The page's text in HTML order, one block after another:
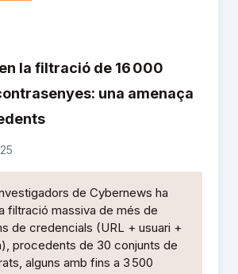
la filtració de 16 000
una amenaça
de Cybernews ha
filtració massiva de més de
de credencials (URL + usuari +
procedents de 30 conjunts de
alguns amb fins a 3 500